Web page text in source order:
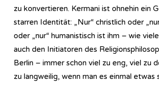
zu konvertieren. Kermani ist ohnehin ein
starren Identität: „Nur“ christlich oder
oder „nur“ humanistisch ist ihm – wie
auch den Initiatoren des
Berlin – immer schon viel zu eng, viel zu
zu langweilig, wenn man es einmal etwas